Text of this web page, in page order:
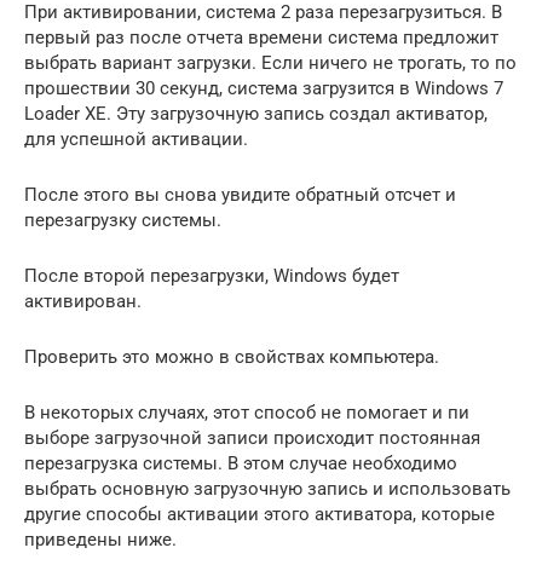
При активировании, система 2 раза перезагрузиться. В
первый раз после отчета времени система предложит
выбрать вариант загрузки. Если ничего не трогать, то по
прошествии 30 секунд, система загрузится в Windows 7
Loader XE. Эту загрузочную запись создал активатор,
для успешной активации.
После этого вы снова увидите обратный отсчет и
перезагрузку системы.
После второй перезагрузки, Windows будет
активирован.
Проверить это можно в свойствах компьютера.
В некоторых случаях, этот способ не помогает и пи
выборе загрузочной записи происходит постоянная
перезагрузка системы. В этом случае необходимо
выбрать основную загрузочную запись и использовать
другие способы активации этого активатора, которые
приведены ниже.